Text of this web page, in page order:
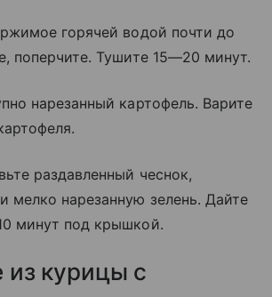
горячей водой почти до
поперчите. Тушите 15—20 минут.
нарезанный картофель. Варите
раздавленный чеснок,
мелко нарезанную зелень. Дайте
минут под крышкой.
курицы с